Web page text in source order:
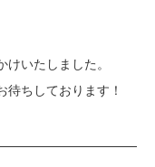
いたしました。
ちしております！